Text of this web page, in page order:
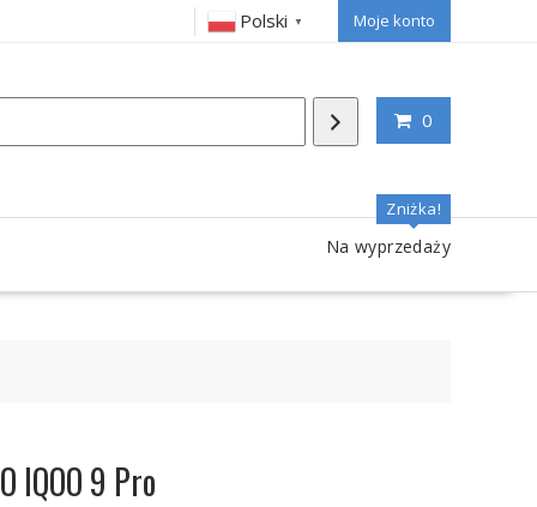
Polski ▼ Moje konto
0
Zniżka!
Na wyprzedaży
IQOO 9 Pro